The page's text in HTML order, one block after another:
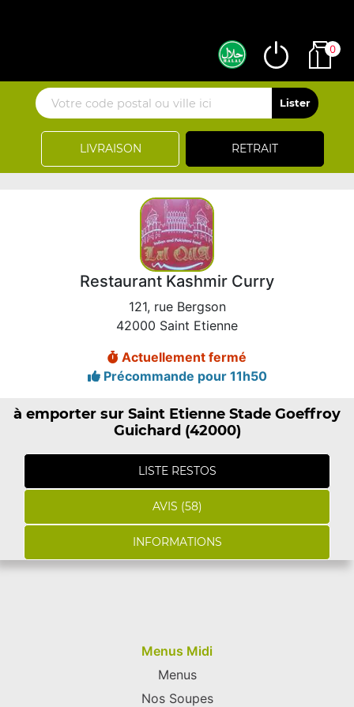
LIVRAISON RETRAIT
0
Restaurant Kashmir Curry
121, rue Bergson
42000 Saint Etienne
Actuellement fermé
Précommande pour 11h50
à emporter sur Saint Etienne Stade Goeffroy
Guichard (42000)
LISTE RESTOS
AVIS (58)
INFORMATIONS
Menus Midi
Menus
Nos Soupes